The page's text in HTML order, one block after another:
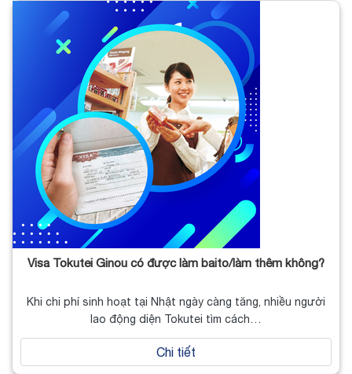
Visa Tokutei Ginou có được làm baito/làm thêm không?
Khi chi phí sinh hoạt tại Nhật ngày càng tăng, nhiều người
lao động diện Tokutei tìm cách…
Chi tiết